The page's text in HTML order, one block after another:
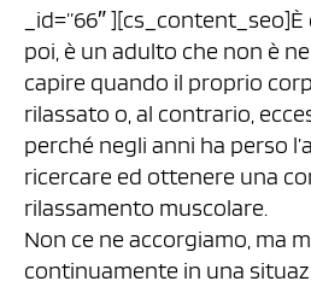
_id=”66″
poi, è un adulto che non è
capire quando il proprio
rilassato o, al contrario,
perché negli anni ha perso
ricercare ed ottenere una
rilassamento muscolare.
Non ce ne accorgiamo, ma
continuamente in una